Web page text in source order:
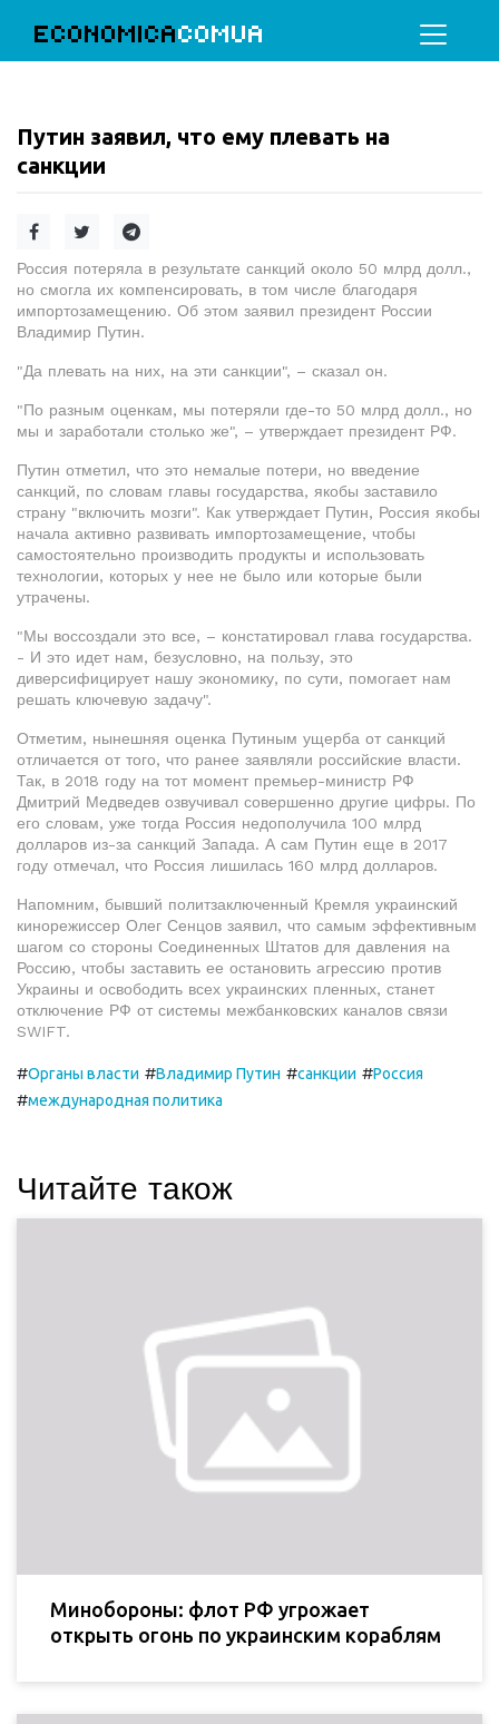
ECONOMICACOMUA
Путин заявил, что ему плевать на
санкции
Россия потеряла в результате санкций около 50 млрд долл.,
но смогла их компенсировать, в том числе благодаря
импортозамещению. Об этом заявил президент России
Владимир Путин.
"Да плевать на них, на эти санкции", – сказал он.
"По разным оценкам, мы потеряли где-то 50 млрд долл., но
мы и заработали столько же", – утверждает президент РФ.
Путин отметил, что это немалые потери, но введение
санкций, по словам главы государства, якобы заставило
страну "включить мозги". Как утверждает Путин, Россия якобы
начала активно развивать импортозамещение, чтобы
самостоятельно производить продукты и использовать
технологии, которых у нее не было или которые были
утрачены.
"Мы воссоздали это все, – констатировал глава государства.
- И это идет нам, безусловно, на пользу, это
диверсифицирует нашу экономику, по сути, помогает нам
решать ключевую задачу".
Отметим, нынешняя оценка Путиным ущерба от санкций
отличается от того, что ранее заявляли российские власти.
Так, в 2018 году на тот момент премьер-министр РФ
Дмитрий Медведев озвучивал совершенно другие цифры. По
его словам, уже тогда Россия недополучила 100 млрд
долларов из-за санкций Запада. А сам Путин еще в 2017
году отмечал, что Россия лишилась 160 млрд долларов.
Напомним, бывший политзаключенный Кремля украинский
кинорежиссер Олег Сенцов заявил, что самым эффективным
шагом со стороны Соединенных Штатов для давления на
Россию, чтобы заставить ее остановить агрессию против
Украины и освободить всех украинских пленных, станет
отключение РФ от системы межбанковских каналов связи
SWIFT.
#Органы власти #Владимир Путин #санкции #Россия
#международная политика
Читайте також
Минобороны: флот РФ угрожает
открыть огонь по украинским кораблям